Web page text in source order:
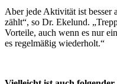
Aber jede Aktivität ist besser
zählt“, so Dr. Ekelund.
Vorteile, auch wenn es nur
es regelmäßig wiederholt.“